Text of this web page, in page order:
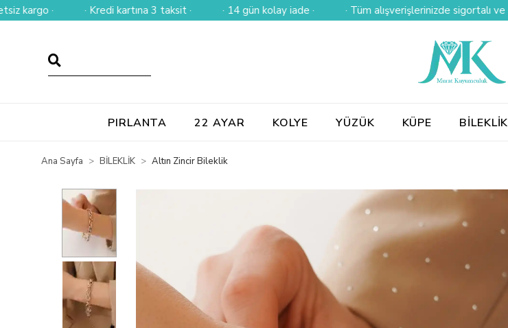
· · Kredi kartına 3 taksit · · 14 gün kolay iade · · Tüm alışverişlerinizde sigortalı ve
PIRLANTA 22 AYAR KOLYE YÜZÜK KÜPE BİLEKLİK
Ana Sayfa BİLEKLİK Altın Zincir Bileklik